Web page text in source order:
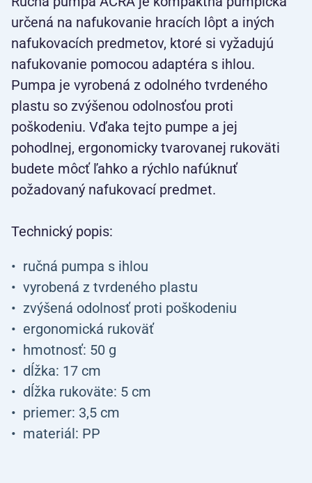
určená na nafukovanie hracích lôpt a iných
nafukovacích predmetov, ktoré si vyžadujú
nafukovanie pomocou adaptéra s ihlou.
Pumpa je vyrobená z odolného tvrdeného
plastu so zvýšenou odolnosťou proti
poškodeniu. Vďaka tejto pumpe a jej
pohodlnej, ergonomicky tvarovanej rukoväti
budete môcť ľahko a rýchlo nafúknuť
požadovaný nafukovací predmet.
Technický popis:
ručná pumpa s ihlou
vyrobená z tvrdeného plastu
zvýšená odolnosť proti poškodeniu
ergonomická rukoväť
hmotnosť: 50 g
dĺžka: 17 cm
dĺžka rukoväte: 5 cm
priemer: 3,5 cm
materiál: PP